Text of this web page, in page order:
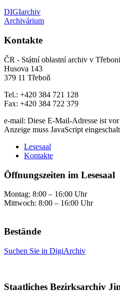
DIGIarchiv
Archivárium
Kontakte
ČR - Státní oblastní archiv v Třeboni
Husova 143
379 11 Třeboň
Tel.: +420 384 721 128
Fax: +420 384 722 379
e-mail: Diese E-Mail-Adresse ist
Anzeige muss JavaScript
Lesesaal
Kontakte
Öffnungszeiten im Lesesaal
Montag: 8:00 – 16:00 Uhr
Mittwoch: 8:00 – 16:00 Uhr
Bestände
Suchen Sie in DigiArchiv
Staatliches Bezirksarchiv